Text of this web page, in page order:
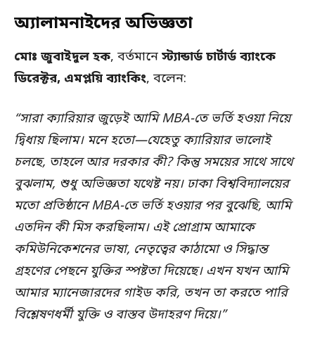
অ্যালামনাইদের অভিজ্ঞতা
মোঃ জুবাইদুল হক, বর্তমানে স্ট্যান্ডার্ড চার্টার্ড ব্যাংকে
ডিরেক্টর, এমপ্লয়ি ব্যাংকিং, বলেন:
“সারা ক্যারিয়ার জুড়েই আমি MBA-তে ভর্তি হওয়া নিয়ে
দ্বিধায় ছিলাম। মনে হতো—যেহেতু ক্যারিয়ার ভালোই
চলছে, তাহলে আর দরকার কী? কিন্তু সময়ের সাথে সাথে
বুঝলাম, শুধু অভিজ্ঞতা যথেষ্ট নয়। ঢাকা বিশ্ববিদ্যালয়ের
মতো প্রতিষ্ঠানে MBA-তে ভর্তি হওয়ার পর বুঝেছি, আমি
এতদিন কী মিস করছিলাম। এই প্রোগ্রাম আমাকে
কমিউনিকেশনের ভাষা, নেতৃত্বের কাঠামো ও সিদ্ধান্ত
গ্রহণের পেছনে যুক্তির স্পষ্টতা দিয়েছে। এখন যখন আমি
আমার ম্যানেজারদের গাইড করি, তখন তা করতে পারি
বিশ্লেষণধর্মী যুক্তি ও বাস্তব উদাহরণ দিয়ে।”